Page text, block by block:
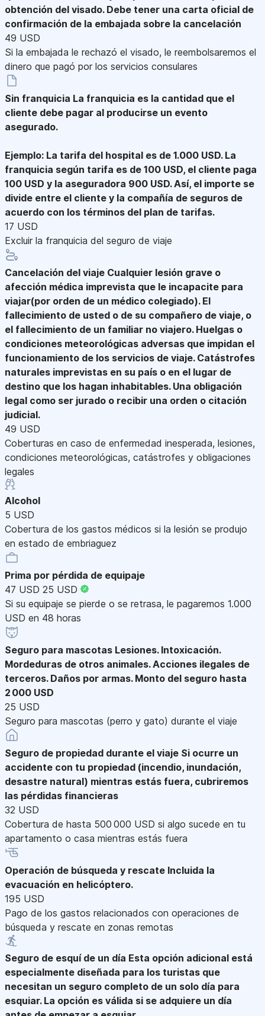
obtención del visado. Debe tener una carta oficial de
confirmación de la embajada sobre la cancelación
49 USD
Si la embajada le rechazó el visado, le reembolsaremos el
dinero que pagó por los servicios consulares
Sin franquicia La franquicia es la cantidad que el
cliente debe pagar al producirse un evento
asegurado.
Ejemplo: La tarifa del hospital es de 1.000 USD. La
franquicia según tarifa es de 100 USD, el cliente paga
100 USD y la aseguradora 900 USD. Así, el importe se
divide entre el cliente y la compañía de seguros de
acuerdo con los términos del plan de tarifas.
17 USD
Excluir la franquicia del seguro de viaje
Cancelación del viaje Cualquier lesión grave o
afección médica imprevista que le incapacite para
viajar(por orden de un médico colegiado). El
fallecimiento de usted o de su compañero de viaje, o
el fallecimiento de un familiar no viajero. Huelgas o
condiciones meteorológicas adversas que impidan el
funcionamiento de los servicios de viaje. Catástrofes
naturales imprevistas en su país o en el lugar de
destino que los hagan inhabitables. Una obligación
legal como ser jurado o recibir una orden o citación
judicial.
49 USD
Coberturas en caso de enfermedad inesperada, lesiones,
condiciones meteorológicas, catástrofes y obligaciones
legales
Alcohol
5 USD
Cobertura de los gastos médicos si la lesión se produjo
en estado de embriaguez
Prima por pérdida de equipaje
47 USD 25 USD
Si su equipaje se pierde o se retrasa, le pagaremos 1.000
USD en 48 horas
Seguro para mascotas Lesiones. Intoxicación.
Mordeduras de otros animales. Acciones ilegales de
terceros. Daños por armas. Monto del seguro hasta
2 000 USD
25 USD
Seguro para mascotas (perro y gato) durante el viaje
Seguro de propiedad durante el viaje Si ocurre un
accidente con tu propiedad (incendio, inundación,
desastre natural) mientras estás fuera, cubriremos
las pérdidas financieras
32 USD
Cobertura de hasta 500 000 USD si algo sucede en tu
apartamento o casa mientras estás fuera
Operación de búsqueda y rescate Incluida la
evacuación en helicóptero.
195 USD
Pago de los gastos relacionados con operaciones de
búsqueda y rescate en zonas remotas
Seguro de esquí de un día Esta opción adicional está
especialmente diseñada para los turistas que
necesitan un seguro completo de un solo día para
esquiar. La opción es válida si se adquiere un día